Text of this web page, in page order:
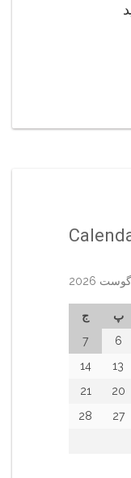
2026
پ
ج
6
7
13
14
20
21
27
28